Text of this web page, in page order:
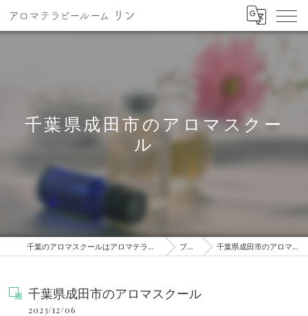
千葉県成田市のアロマスクー
ル
千葉のアロマスクールはアロマテラピールーム リン ブログ 千葉県成田市のアロマスクール
千葉県成田市のアロマスクール
2023/12/06